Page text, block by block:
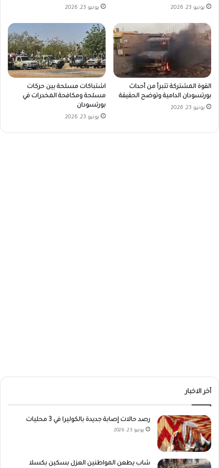
يونيو 23, 2026 يونيو 23, 2026
القوة المشتركة تتبرأ من أحداث
بورتسودان الدامية وتوضح الحقيقة
يونيو 23, 2026
اشتباكات مسلحة بين حركات
مسلحة ومكافحة المخدرات في
بورتسودان
يونيو 23, 2026
أخر الاخبار
رصد حالات إصابة جديدة بالكوليرا في 3 محليات
يونيو 23, 2026
شاب يطعن المواطنين العزل بسكين بكسلا